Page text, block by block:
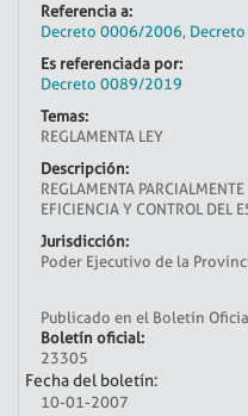
Referencia a:
Decreto 0006/2006,
Es referenciada por:
Decreto 0089/2019
Temas:
REGLAMENTA LEY
Descripción:
REGLAMENTA
EFICIENCIA Y CONTROL DEL
Jurisdicción:
Poder Ejecutivo de la
Publicado en el Boletín
Boletín oficial:
23305
Fecha del boletín:
10-01-2007